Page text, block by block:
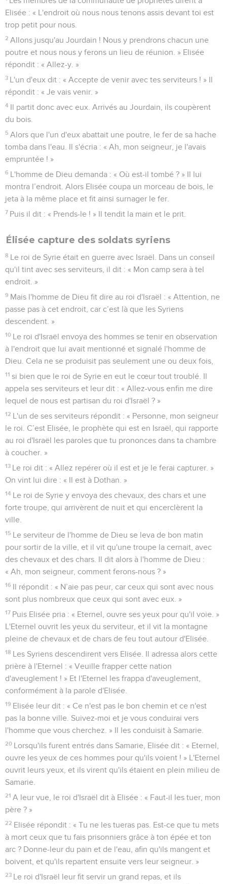
Elisée : « L'endroit où nous nous tenons assis devant toi est
trop petit pour nous.
2 Allons jusqu'au Jourdain ! Nous y prendrons chacun une
poutre et nous nous y ferons un lieu de réunion. » Elisée
répondit : « Allez-y. »
3 L'un d'eux dit : « Accepte de venir avec tes serviteurs ! » Il
répondit : « Je vais venir. »
4 Il partit donc avec eux. Arrivés au Jourdain, ils coupèrent
du bois.
5 Alors que l'un d'eux abattait une poutre, le fer de sa hache
tomba dans l'eau. Il s'écria : « Ah, mon seigneur, je l'avais
empruntée ! »
6 L'homme de Dieu demanda : « Où est-il tombé ? » Il lui
montra l’endroit. Alors Elisée coupa un morceau de bois, le
jeta à la même place et fit ainsi surnager le fer.
7 Puis il dit : « Prends-le ! » Il tendit la main et le prit.
Élisée capture des soldats syriens
8 Le roi de Syrie était en guerre avec Israël. Dans un conseil
qu'il tint avec ses serviteurs, il dit : « Mon camp sera à tel
endroit. »
9 Mais l'homme de Dieu fit dire au roi d'Israël : « Attention, ne
passe pas à cet endroit, car c’est là que les Syriens
descendent. »
10 Le roi d'Israël envoya des hommes se tenir en observation
à l'endroit que lui avait mentionné et signalé l'homme de
Dieu. Cela ne se produisit pas seulement une ou deux fois,
11 si bien que le roi de Syrie en eut le cœur tout troublé. Il
appela ses serviteurs et leur dit : « Allez-vous enfin me dire
lequel de nous est partisan du roi d'Israël ? »
12 L'un de ses serviteurs répondit : « Personne, mon seigneur
le roi. C’est Elisée, le prophète qui est en Israël, qui rapporte
au roi d'Israël les paroles que tu prononces dans ta chambre
à coucher. »
13 Le roi dit : « Allez repérer où il est et je le ferai capturer. »
On vint lui dire : « Il est à Dothan. »
14 Le roi de Syrie y envoya des chevaux, des chars et une
forte troupe, qui arrivèrent de nuit et qui encerclèrent la
ville.
15 Le serviteur de l'homme de Dieu se leva de bon matin
pour sortir de la ville, et il vit qu'une troupe la cernait, avec
des chevaux et des chars. Il dit alors à l'homme de Dieu :
« Ah, mon seigneur, comment ferons-nous ? »
16 Il répondit : « N’aie pas peur, car ceux qui sont avec nous
sont plus nombreux que ceux qui sont avec eux. »
17 Puis Elisée pria : « Eternel, ouvre ses yeux pour qu'il voie. »
L'Eternel ouvrit les yeux du serviteur, et il vit la montagne
pleine de chevaux et de chars de feu tout autour d'Elisée.
18 Les Syriens descendirent vers Elisée. Il adressa alors cette
prière à l'Eternel : « Veuille frapper cette nation
d'aveuglement ! » Et l'Eternel les frappa d'aveuglement,
conformément à la parole d'Elisée.
19 Elisée leur dit : « Ce n'est pas le bon chemin et ce n'est
pas la bonne ville. Suivez-moi et je vous conduirai vers
l'homme que vous cherchez. » Il les conduisit à Samarie.
20 Lorsqu'ils furent entrés dans Samarie, Elisée dit : « Eternel,
ouvre les yeux de ces hommes pour qu'ils voient ! » L'Eternel
ouvrit leurs yeux, et ils virent qu'ils étaient en plein milieu de
Samarie.
21 A leur vue, le roi d'Israël dit à Elisée : « Faut-il les tuer, mon
père ? »
22 Elisée répondit : « Tu ne les tueras pas. Est-ce que tu mets
à mort ceux que tu fais prisonniers grâce à ton épée et ton
arc ? Donne-leur du pain et de l'eau, afin qu'ils mangent et
boivent, et qu'ils repartent ensuite vers leur seigneur. »
23 Le roi d'Israël leur fit servir un grand repas, et ils